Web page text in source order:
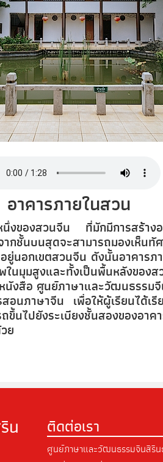
อาคารภายในสวน
นึ่งของสวนจีน ที่มักมีการสร้า
กชั้นบนสุดจะสามารถมองเห็น
นอกเขตสวนจีน ดังนั้นอาคารภ
มุมสูงและทั้งเป็นพื้นหลังของ
งสือ ศูนย์ภาษาและวัฒนธรรม
อนภาษาจีน เพื่อให้ผู้เรียนได้เ
ขึ้นไปยังระเบียงชั้นสองของอา
ย
น ติดต่อเรา
ศูนย์ภาษาและวัฒนธรรมจีนสิริ